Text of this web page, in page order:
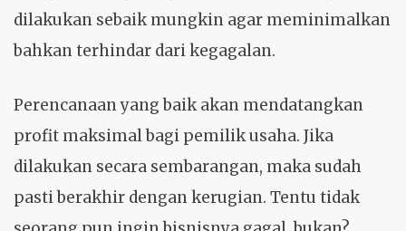
dilakukan sebaik mungkin agar meminimalkan
bahkan terhindar dari kegagalan.
Perencanaan yang baik akan mendatangkan
profit maksimal bagi pemilik usaha. Jika
dilakukan secara sembarangan, maka sudah
pasti berakhir dengan kerugian. Tentu tidak